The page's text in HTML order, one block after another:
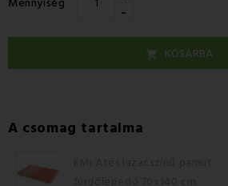
-
 KOSÁRBA
A csomag tartalma